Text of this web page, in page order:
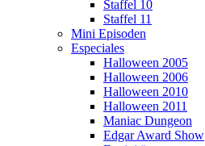
Staffel 10
Staffel 11
Mini Episoden
Especiales
Halloween 2005
Halloween 2006
Halloween 2010
Halloween 2011
Maniac Dungeon
Edgar Award Show